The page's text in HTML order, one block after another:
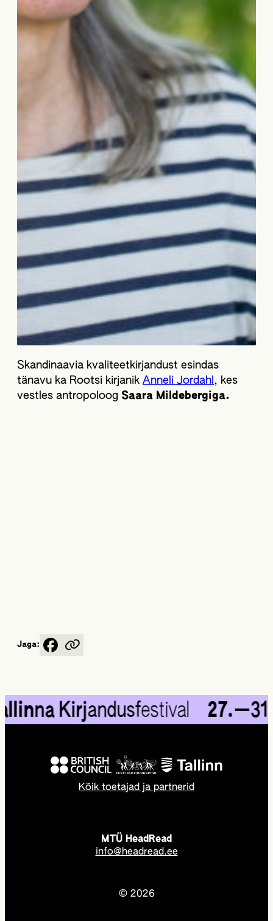
Skandinaavia kvaliteetkirjandust esindas
tänavu ka Rootsi kirjanik Anneli Jordahl , kes
vestles antropoloog Saara Mildebergiga.
Jaga:
na Kirjandusfestival 27.—31.
Kõik toetajad ja partnerid
MTÜ HeadRead
info@headread.ee
© 2026